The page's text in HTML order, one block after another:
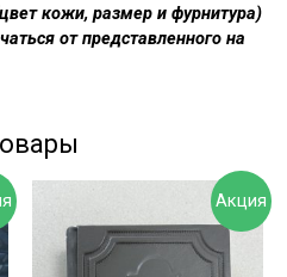
кожи, размер и фурнитура)
от представленного на
Акция